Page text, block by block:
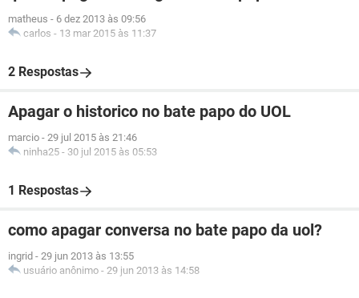
matheus - 6 dez 2013 às 09:56
carlos - 13 mar 2015 às 11:37
2 Respostas
Apagar o historico no bate papo do UOL
marcio - 29 jul 2015 às 21:46
ninha25 - 30 jul 2015 às 05:53
1 Respostas
como apagar conversa no bate papo da uol?
ingrid - 29 jun 2013 às 13:55
usuário anônimo - 29 jun 2013 às 14:58